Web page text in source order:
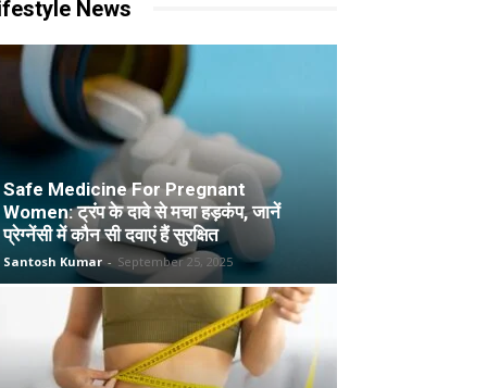
News
Safe Medicine For Pregnant
Women: ट्रंप के दावे से मचा हड़कंप, जानें
प्रेग्नेंसी में कौन सी दवाएं हैं सुरक्षित
Santosh Kumar - September 25, 2025